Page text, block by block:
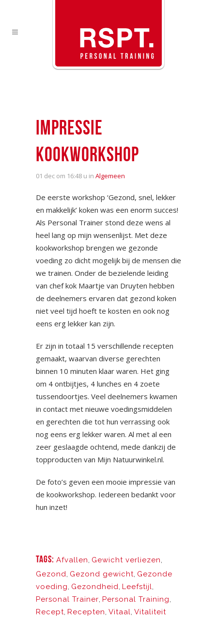
IMPRESSIE
KOOKWORKSHOP
01 dec om 16:48 u in Algemeen
De eerste workshop ‘Gezond, snel, lekker
en makkelijk’ koken was een enorm succes!
Als Personal Trainer stond deze wens al
heel lang op mijn wensenlijst. Met deze
kookworkshop brengen we gezonde
voeding zo dicht mogelijk bij de mensen die
we trainen. Onder de bezielende leiding
van chef kok Maartje van Druyten hebben
de deelnemers ervaren dat gezond koken
niet veel tijd hoeft te kosten en ook nog
eens erg lekker kan zijn.
Er zijn in totaal 15 verschillende recepten
gemaakt, waarvan diverse gerechten
binnen 10 minuten klaar waren. Het ging
om 4 ontbijtjes, 4 lunches en 4 zoete
tussendoortjes. Veel deelnemers kwamen
in contact met nieuwe voedingsmiddelen
en gerechten die tot hun verrassing ook
nog eens erg lekker waren. Al met al een
zeer geslaagde ochtend, mede dankzij de
topproducten van Mijn Natuurwinkel.nl.
De foto’s geven een mooie impressie van
de kookworkshop. Iedereen bedankt voor
hun inzet!
TAGS: Afvallen, Gewicht verliezen,
Gezond, Gezond gewicht, Gezonde
voeding, Gezondheid, Leefstijl,
Personal Trainer, Personal Training,
Recept, Recepten, Vitaal, Vitaliteit